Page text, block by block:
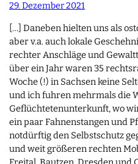
29. Dezember 2021
[…] Daneben hielten uns als
aber v.a. auch lokale
rechter Anschläge und
über ein Jahr waren 35
Woche (!) in Sachsen keine
und ich fuhren mehrmals die
Geflüchtetenunterkunft, wo
ein paar Fahnenstangen und
notdürftig den Selbstschutz
und weit größeren rechten